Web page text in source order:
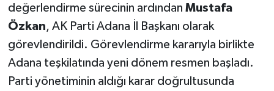
değerlendirme sürecinin ardından Mustafa
Özkan, AK Parti Adana İl Başkanı olarak
görevlendirildi. Görevlendirme kararıyla birlikte
Adana teşkilatında yeni dönem resmen başladı.
Parti yönetiminin aldığı karar doğrultusunda